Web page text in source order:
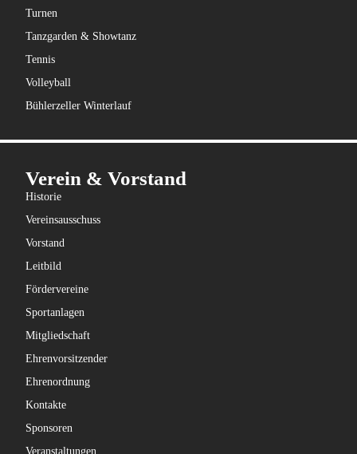
Turnen
Tanzgarden & Showtanz
Tennis
Volleyball
Bühlerzeller Winterlauf
Verein & Vorstand
Historie
Vereinsausschuss
Vorstand
Leitbild
Fördervereine
Sportanlagen
Mitgliedschaft
Ehrenvorsitzender
Ehrenordnung
Kontakte
Sponsoren
Veranstaltungen